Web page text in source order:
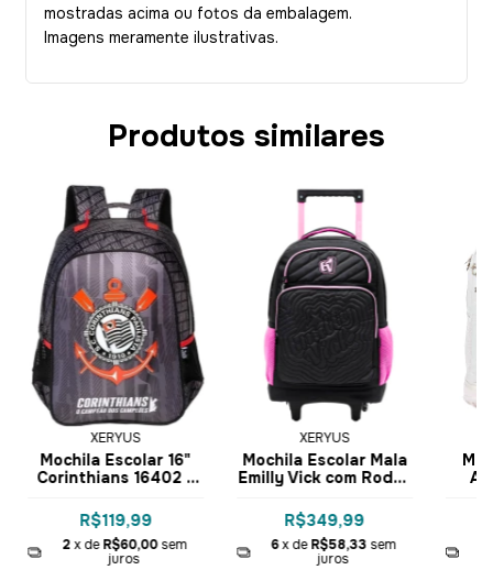
mostradas acima ou fotos da embalagem.
Imagens meramente ilustrativas.
Produtos similares
XERYUS
Mochila Escolar 16"
Corinthians 16402 -
R$119,99
2x deR$60,00 sem
juros
XERYUS
Mochila Escolar Mala
Emilly Vick com Rodas
R$349,99
6x deR$58,33 sem
juros